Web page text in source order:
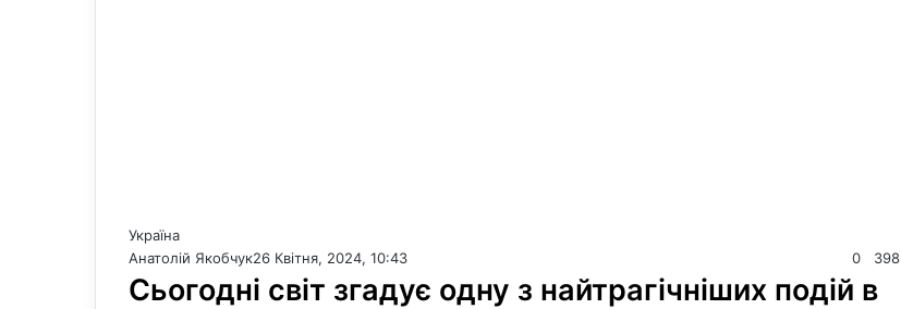
Україна
Анатолій Якобчук26 Квітня, 2024, 10:43 0 398
Сьогодні світ згадує одну з найтрагічніших подій в